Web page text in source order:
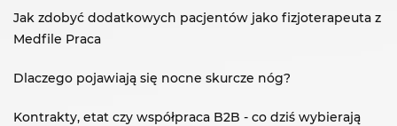
Jak zdobyć dodatkowych pacjentów jako fizjoterapeuta z
Medfile Praca
Dlaczego pojawiają się nocne skurcze nóg?
Kontrakty, etat czy współpraca B2B - co dziś wybierają